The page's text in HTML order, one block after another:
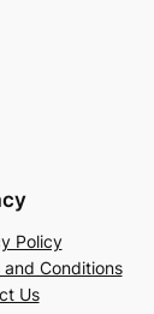
Policy
and Conditions
Us